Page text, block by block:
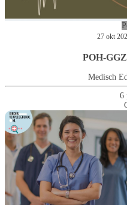
27 okt
POH-
Medisch
6